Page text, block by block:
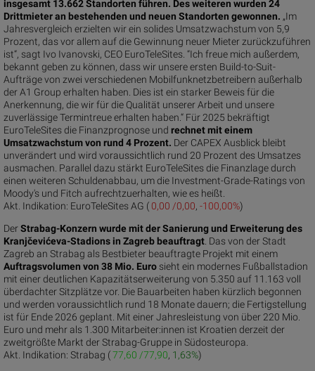
insgesamt 13.662 Standorten führen. Des weiteren wurden 24
Drittmieter an bestehenden und neuen Standorten gewonnen. „Im
Jahresvergleich erzielten wir ein solides Umsatzwachstum von 5,9
Prozent, das vor allem auf die Gewinnung neuer Mieter zurückzuführen
ist“, sagt Ivo Ivanovski, CEO EuroTeleSites. “Ich freue mich außerdem,
bekannt geben zu können, dass wir unsere ersten Build-to-Suit-
Aufträge von zwei verschiedenen Mobilfunknetzbetreibern außerhalb
der A1 Group erhalten haben. Dies ist ein starker Beweis für die
Anerkennung, die wir für die Qualität unserer Arbeit und unsere
zuverlässige Termintreue erhalten haben.“ Für 2025 bekräftigt
EuroTeleSites die Finanzprognose und rechnet mit einem
Umsatzwachstum von rund 4 Prozent. Der CAPEX Ausblick bleibt
unverändert und wird voraussichtlich rund 20 Prozent des Umsatzes
ausmachen. Parallel dazu stärkt EuroTeleSites die Finanzlage durch
einen weiteren Schuldenabbau, um die Investment-Grade-Ratings von
Moody's und Fitch aufrechtzuerhalten, wie es heißt.
EuroTeleSites AG (
Akt. Indikation: 0,00 /0,00, -100,00%)
DerStrabag-Konzern wurde mit der Sanierung und Erweiterung des
Kranjčevićeva-Stadions in Zagreb beauftragt. Das von der Stadt
Zagreb an Strabag als Bestbieter beauftragte Projekt mit einem
Auftragsvolumen von 38 Mio. Euro sieht ein modernes Fußballstadion
mit einer deutlichen Kapazitätserweiterung von 5.350 auf 11.163 voll
überdachter Sitzplätze vor. Die Bauarbeiten haben kürzlich begonnen
und werden voraussichtlich rund 18 Monate dauern; die Fertigstellung
ist für Ende 2026 geplant. Mit einer Jahresleistung von über 220 Mio.
Euro und mehr als 1.300 Mitarbeiter:innen ist Kroatien derzeit der
zweitgrößte Markt der Strabag-Gruppe in Südosteuropa.
Strabag (
Akt. Indikation: 77,60 /77,90, 1,63%)